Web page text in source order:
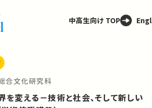
中高生向け TOP
合文化研究科
を変える－技術と社会、そして新しい